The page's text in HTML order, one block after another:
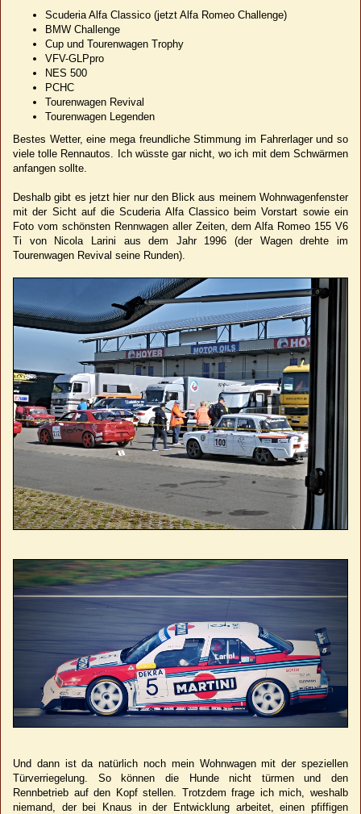
Scuderia Alfa Classico (jetzt Alfa Romeo Challenge)
BMW Challenge
Cup und Tourenwagen Trophy
VFV-GLPpro
NES 500
PCHC
Tourenwagen Revival
Tourenwagen Legenden
Bestes Wetter, eine mega freundliche Stimmung im Fahrerlager und so
viele tolle Rennautos. Ich wüsste gar nicht, wo ich mit dem Schwärmen
anfangen sollte.
Deshalb gibt es jetzt hier nur den Blick aus meinem Wohnwagenfenster
mit der Sicht auf die Scuderia Alfa Classico beim Vorstart sowie ein
Foto vom schönsten Rennwagen aller Zeiten, dem Alfa Romeo 155 V6
Ti von Nicola Larini aus dem Jahr 1996 (der Wagen drehte im
Tourenwagen Revival seine Runden).
Und dann ist da natürlich noch mein Wohnwagen mit der speziellen
Türverriegelung. So können die Hunde nicht türmen und den
Rennbetrieb auf den Kopf stellen. Trotzdem frage ich mich, weshalb
niemand, der bei Knaus in der Entwicklung arbeitet, einen pfiffigen